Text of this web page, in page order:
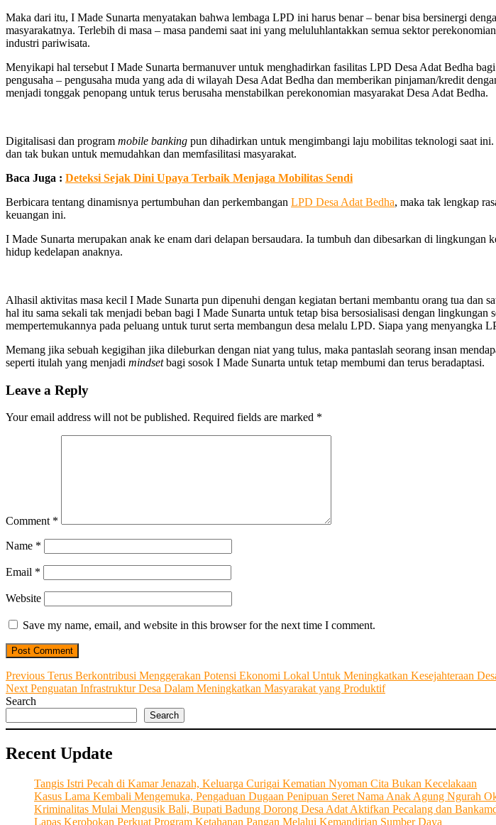
Maka dari itu, I Made Sunarta menyatakan bahwa lembaga LPD ini harus benar – benar bisa bersinergi
masyarakatnya. Terlebih di masa – masa pandemi saat ini yang meluluhlantakkan semua sektor
industri pariwisata.
Menyikapi hal tersebut I Made Sunarta bermanuver untuk menghadirkan fasilitas LPD Desa Adat Bedha
pengusaha – pengusaha muda yang ada di wilayah Desa Adat Bedha dan memberikan pinjaman/kredit
menjadi tonggak penopang untuk terus berusaha menstabilkan perekonomian masyarakat Desa Adat Bedha.
Digitalisasi dan program mobile banking pun dihadirkan untuk mengimbangi laju mobilitas teknologi saat
dan tak bukan untuk memudahkan dan memfasilitasi masyarakat.
Baca Juga : Deteksi Sejak Dini Upaya Terbaik Menjaga Mobilitas Sendi
Berbicara tentang dinamisnya pertumbuhan dan perkembangan LPD Desa Adat Bedha, maka tak lengkap
keuangan ini.
I Made Sunarta merupakan anak ke enam dari delapan bersaudara. Ia tumbuh dan dibesarkan di
hidup kedelapan anaknya.
Alhasil aktivitas masa kecil I Made Sunarta pun dipenuhi dengan kegiatan bertani membantu orang tua dan
hal itu sama sekali tak menjadi beban bagi I Made Sunarta untuk tetap bisa bersosialisasi dengan
mempertemukannya pada peluang untuk turut serta membangun desa melalu LPD. Siapa yang
Memang jika sebuah kegigihan jika dileburkan dengan niat yang tulus, maka pantaslah seorang insan
seperti itulah yang menjadi mindsetbagi sosok I Made Sunarta untuk tetap membumi dan terus beradaptasi.
Leave a Reply
Your email address will not be published. Required fields are marked *
Comment *
Name *
Email *
Website
Save my name, email, and website in this browser for the next time I comment.
Post
navigation
Previous Previous
post:
Terus Berkontribusi Menggerakan Potensi Ekonomi Lokal Untuk Meningkatkan Kesejahteraan
Next Next
post:
Penguatan Infrastruktur Desa Dalam Meningkatkan Masyarakat yang Produktif
Search
Search
Recent Update
Tangis Istri Pecah di Kamar Jenazah, Keluarga Curigai Kematian Nyoman Cita Bukan Kecelakaan
Kasus Lama Kembali Mengemuka, Pengaduan Dugaan Penipuan Seret Nama Anak Agung Ngurah
Kriminalitas Mulai Mengusik Bali, Bupati Badung Dorong Desa Adat Aktifkan Pecalang dan
Lapas Kerobokan Perkuat Program Ketahanan Pangan Melalui Kemandirian Sumber Daya